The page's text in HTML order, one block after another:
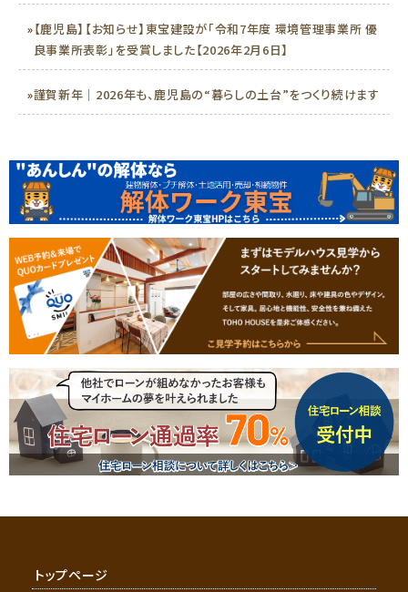
»【鹿児島】【お知らせ】東宝建設が「令和7年度 環境管理事業所 優
良事業所表彰」を受賞しました【2026年2月6日】
»謹賀新年｜2026年も、鹿児島の“暮らしの土台”をつくり続けます
トップページ